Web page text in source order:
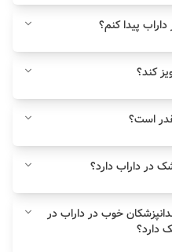
پیدا کنم؟
کند؟
است؟
در داراب دارد؟
خوب در داراب در
دارد؟